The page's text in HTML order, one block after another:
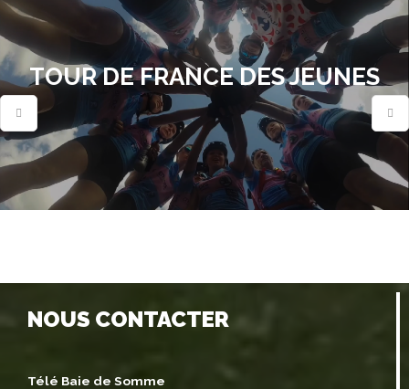
TOUR DE FRANCE DES JEUNES
NOUS CONTACTER
Télé Baie de Somme